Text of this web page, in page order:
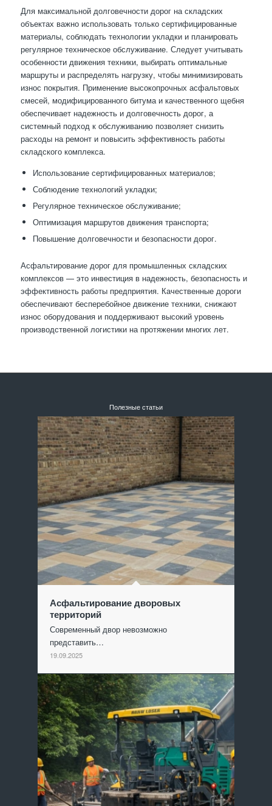
Для максимальной долговечности дорог на складских
объектах важно использовать только сертифицированные
материалы, соблюдать технологии укладки и планировать
регулярное техническое обслуживание. Следует учитывать
особенности движения техники, выбирать оптимальные
маршруты и распределять нагрузку, чтобы минимизировать
износ покрытия. Применение высокопрочных асфальтовых
смесей, модифицированного битума и качественного щебня
обеспечивает надежность и долговечность дорог, а
системный подход к обслуживанию позволяет снизить
расходы на ремонт и повысить эффективность работы
складского комплекса.
Использование сертифицированных материалов;
Соблюдение технологий укладки;
Регулярное техническое обслуживание;
Оптимизация маршрутов движения транспорта;
Повышение долговечности и безопасности дорог.
Асфальтирование дорог для промышленных складских
комплексов — это инвестиция в надежность, безопасность и
эффективность работы предприятия. Качественные дороги
обеспечивают бесперебойное движение техники, снижают
износ оборудования и поддерживают высокий уровень
производственной логистики на протяжении многих лет.
Полезные статьи
Асфальтирование дворовых
территорий
Современный двор невозможно
представить…
19.09.2025